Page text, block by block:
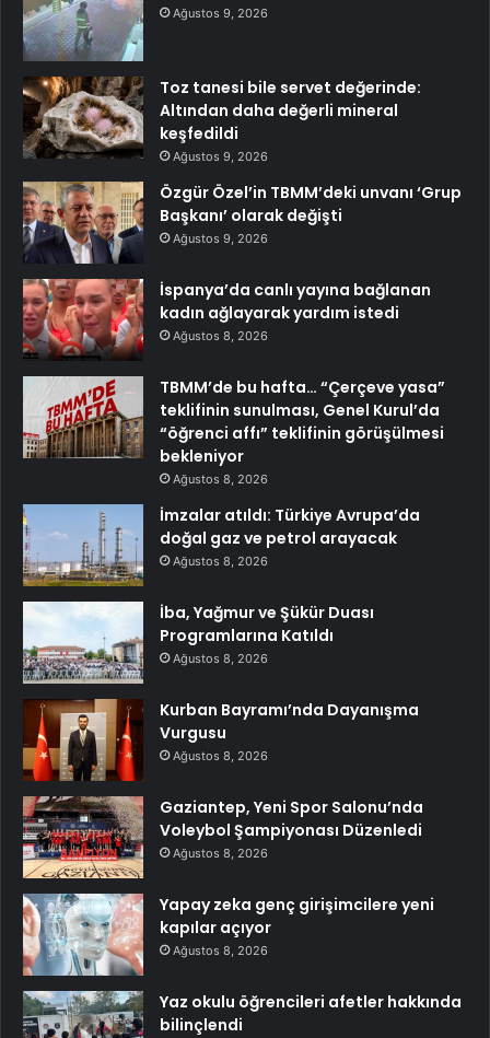
Ağustos 9, 2026
Toz tanesi bile servet değerinde:
Altından daha değerli mineral
keşfedildi
Ağustos 9, 2026
Özgür Özel’in TBMM’deki unvanı ‘Grup
Başkanı’ olarak değişti
Ağustos 9, 2026
İspanya’da canlı yayına bağlanan
kadın ağlayarak yardım istedi
Ağustos 8, 2026
TBMM’de bu hafta… “Çerçeve yasa”
teklifinin sunulması, Genel Kurul’da
“öğrenci affı” teklifinin görüşülmesi
bekleniyor
Ağustos 8, 2026
İmzalar atıldı: Türkiye Avrupa’da
doğal gaz ve petrol arayacak
Ağustos 8, 2026
İba, Yağmur ve Şükür Duası
Programlarına Katıldı
Ağustos 8, 2026
Kurban Bayramı’nda Dayanışma
Vurgusu
Ağustos 8, 2026
Gaziantep, Yeni Spor Salonu’nda
Voleybol Şampiyonası Düzenledi
Ağustos 8, 2026
Yapay zeka genç girişimcilere yeni
kapılar açıyor
Ağustos 8, 2026
Yaz okulu öğrencileri afetler hakkında
bilinçlendi